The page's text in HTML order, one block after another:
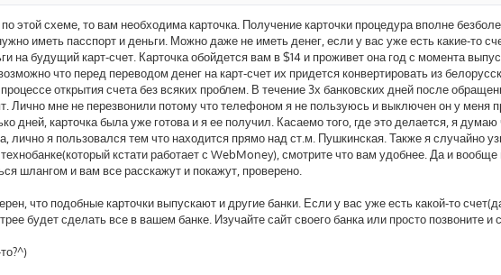
этой схеме, то вам необходима карточка. Получение карточки процедура вполне
иметь пасспорт и деньги. Можно даже не иметь денег, если у вас уже есть какие-то
на будущий карт-счет. Карточка обойдется вам в $14 и проживет она год с момента
что перед переводом денег на карт-счет их придется конвертировать из
открытия счета без всяких проблем. В течение 3х банковских дней после
Лично мне не перезвонили потому что телефоном я не пользуюсь и выключен он у меня
дней, карточка была уже готова и я ее получил. Касаемо того, где это делается, я думаю
лично я пользовался тем что находится прямо над ст.м. Пушкинская. Также я случайно
кстати работает с WebMoney), смотрите что вам удобнее. Да и вообще
шлангом и вам все расскажут и покажут, проверено.
что подобные карточки выпускают и другие банки. Если у вас уже есть какой-то
будет сделать все в вашем банке. Изучайте сайт своего банка или просто позвоните и